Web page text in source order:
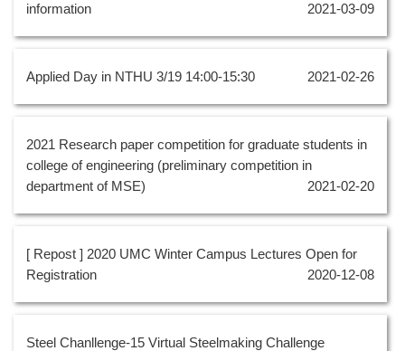
information
2021-03-09
Applied Day in NTHU 3/19 14:00-15:30 2021-02-26
2021 Research paper competition for graduate students in
college of engineering (preliminary competition in
department of MSE)
2021-02-20
[ Repost ] 2020 UMC Winter Campus Lectures Open for
Registration
2020-12-08
Steel Chanllenge-15 Virtual Steelmaking Challenge